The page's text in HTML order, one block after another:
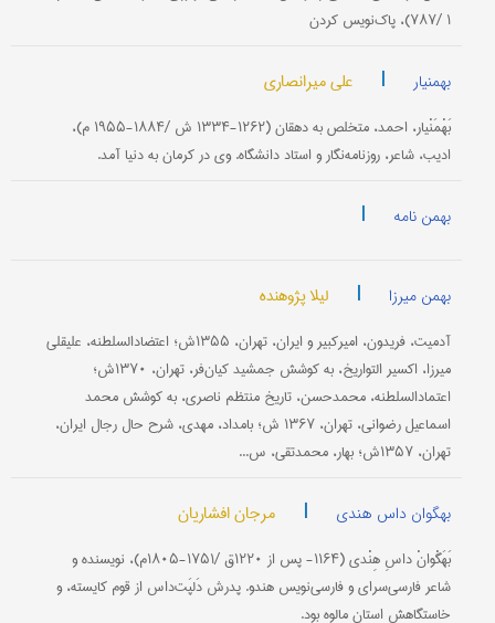
۱ /۷۸۷)، پاك‌نویس‌ كردن‌
بهمنیار | علی میرانصاری
بَهْمَنْیار، احمد، متخلص‌ به‌ دهقان‌ (۱۲۶۲-۱۳۳۴ ش‌ /۱۸۸۴-۱۹۵۵ م)‌،
ادیب‌، شاعر، روزنامه‌نگار و استاد دانشگاه‌. وی‌ در كرمان‌ به‌ دنیا آمد.
بهمن نامه |
بهمن میرزا | لیلا پژوهنده
آدمیت‌، فریدون‌، امیركبیر و ایران‌، تهران‌، ۱۳۵۵ش؛ اعتضادالسلطنه‌، علیقلی‌
میرزا، اكسیر التواریخ‌، به‌ كوشش‌ جمشید كیان‌فر، تهران‌، ۱۳۷۰ش‌؛
اعتمادالسلطنه‌، محمدحسن‌، تاریخ‌ منتظم‌ ناصری‌، به‌ كوشش‌ محمد
اسماعیل‌ رضوانی‌، تهران‌، ۱۳۶۷ ش‌؛ بامداد، مهدی‌، شرح‌ حال‌ رجال‌ ایران‌،
تهران‌، ۱۳۵۷ش‌؛ بهار، محمدتقی‌، س...
بهگوان داس هندی | مرجان افشاریان
بَهَگْوانْ داسِ هِنْدی‌ (۱۱۶۴- پس‌ از ۱۲۲۰ق‌ /۱۷۵۱-۱۸۰۵م)‌، نویسنده‌ و
شاعر فارسی‌سرای‌ و فارسی‌نویس‌ هندو. پدرش‌ دَلپَت‌داس‌ از قوم‌ كایسته‌، و
خاستگاهش‌ استان‌ مالوه‌ بود.